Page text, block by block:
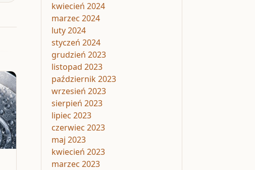
kwiecień 2024
marzec 2024
luty 2024
styczeń 2024
grudzień 2023
listopad 2023
październik 2023
wrzesień 2023
sierpień 2023
lipiec 2023
czerwiec 2023
maj 2023
kwiecień 2023
marzec 2023